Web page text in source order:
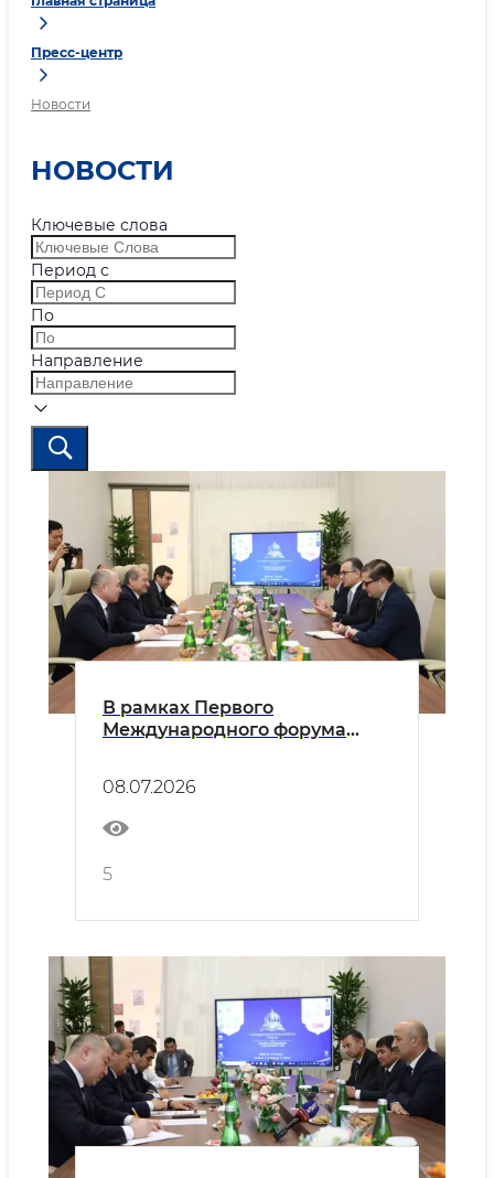
Пресс-центр
Новости
НОВОСТИ
Ключевые слова
Период с
По
Направление
В рамках Первого
Международного форума
сотрудничества между
Узбекистаном и
Азербайджаном
08.07.2026
5